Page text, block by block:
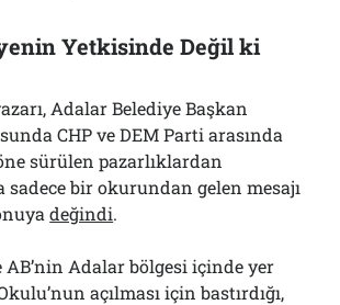
Yetkisinde Değil ki
Adalar Belediye Başkan
CHP ve DEM Parti arasında
sürülen pazarlıklardan
sadece bir okurundan gelen mesajı
değindi.
AB’nin Adalar bölgesi içinde yer
açılması için bastırdığı,